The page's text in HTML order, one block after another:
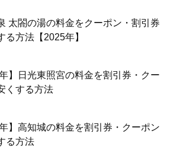
太閤の湯の料金をクーポン・割引券
る方法【2025年】
年】日光東照宮の料金を割引券・クー
くする方法
年】高知城の料金を割引券・クーポン
る方法